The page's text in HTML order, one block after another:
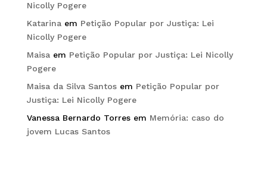
Nicolly Pogere
Katarinaem Petição Popular por Justiça: Lei
Nicolly Pogere
Maisaem Petição Popular por Justiça: Lei Nicolly
Pogere
Maisa da Silva Santosem Petição Popular por
Justiça: Lei Nicolly Pogere
Vanessa Bernardo Torresem Memória: caso do
jovem Lucas Santos